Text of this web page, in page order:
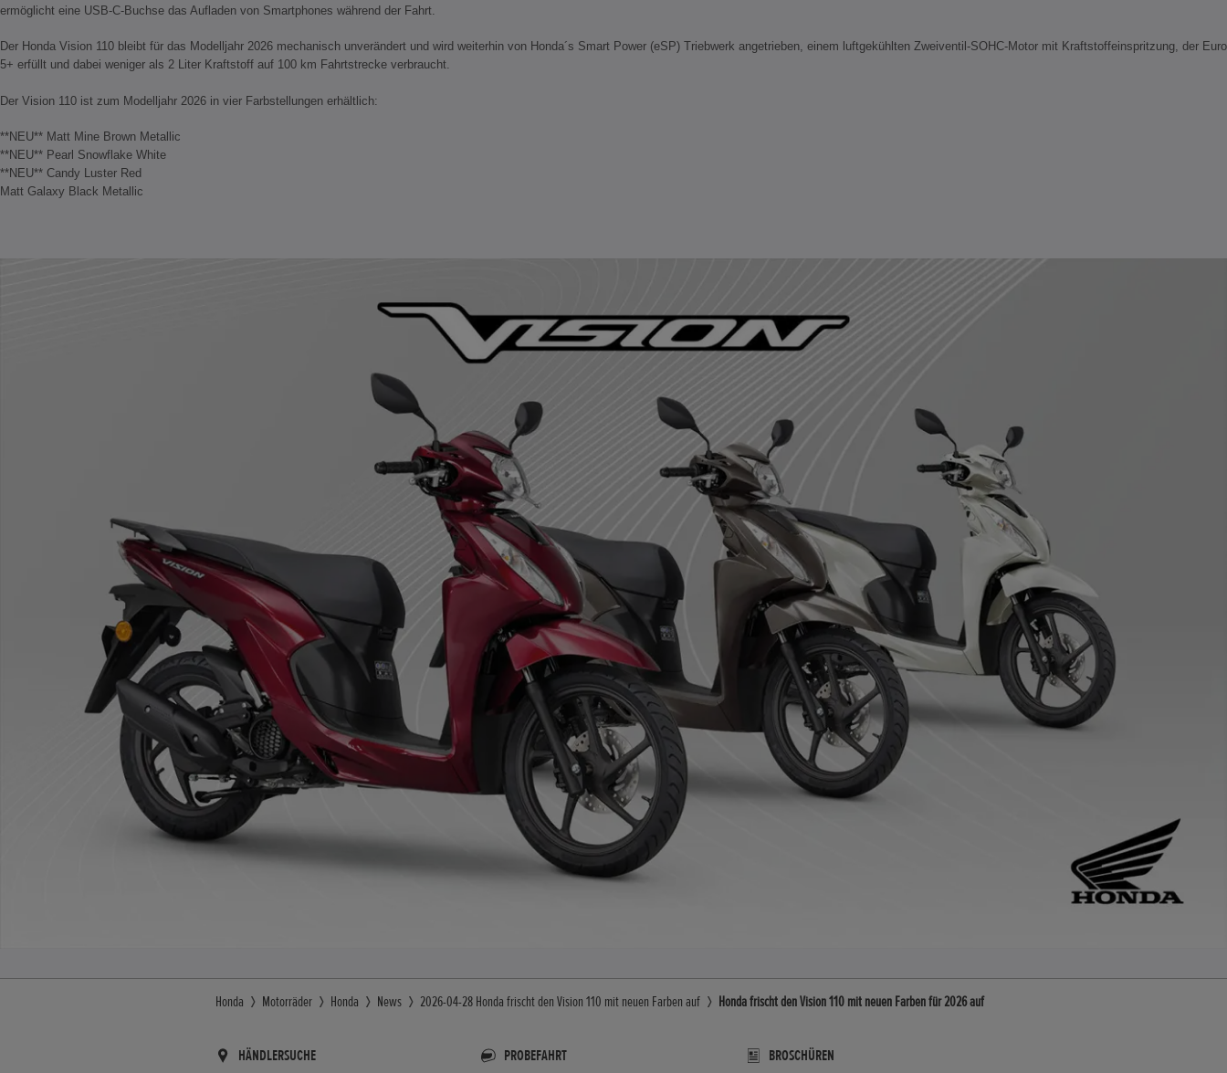
ermöglicht eine USB-C-Buchse das Aufladen von Smartphones während der Fahrt.
Der Honda Vision 110 bleibt für das Modelljahr 2026 mechanisch unverändert und wird weiterhin von Honda´s Smart Power (eSP) Triebwerk angetrieben, einem luftgekühlten Zweiventil-SOHC-Motor mit Kraftstoffeinspritzung, der Euro
5+ erfüllt und dabei weniger als 2 Liter Kraftstoff auf 100 km Fahrtstrecke verbraucht.
Der Vision 110 ist zum Modelljahr 2026 in vier Farbstellungen erhältlich:
**NEU** Matt Mine Brown Metallic
**NEU** Pearl Snowflake White
**NEU** Candy Luster Red
Matt Galaxy Black Metallic
Honda Motorräder Honda News 2026-04-28 Honda frischt den Vision 110 mit neuen Farben auf Honda frischt den Vision 110 mit neuen Farben für 2026 auf
HÄNDLERSUCHE PROBEFAHRT BROSCHÜREN